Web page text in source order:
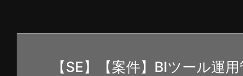
【SE】【案件】BIツール運